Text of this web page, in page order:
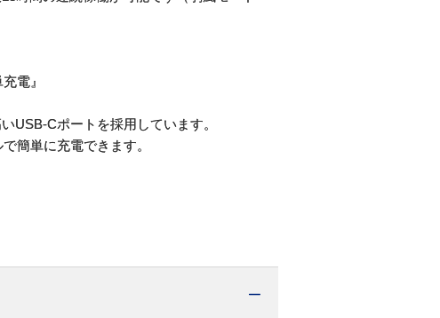
電』
USB-Cポートを採用しています。
簡単に充電できます。